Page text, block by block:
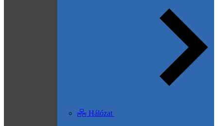
Hálózat